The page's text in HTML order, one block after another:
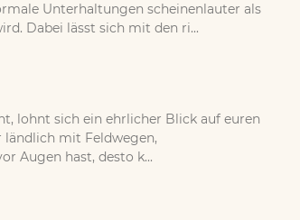
Unterhaltungen scheinenlauter als
Dabei lässt sich mit den ri...
lohnt sich ein ehrlicher Blick auf euren
mit Feldwegen,
Augen hast, desto k...